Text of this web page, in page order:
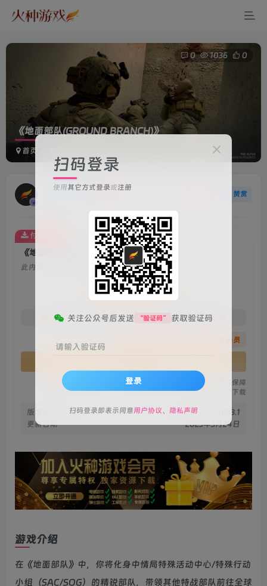
《地面部队(GROUND BRANCH)》
首页
0 1036 0
火种游戏 赞赏
《地面部队(GROUND BRANCH)》
此内容为付费资源，请付费后查看
会员专属资源
火种黄金会员 免费 火种黑钻会员 免费
您暂无购买权限，请先开通会员
安全绿色无毒保障 永久免费稳定更新
资源有效持续保障
火种网盘极速下载
版本信息
v1033.1
更新日期
2023年3月24日
付费资源
游戏介绍
在《地面部队》中，你将化身中情局特殊活动中心/特殊行动
小组（SAC/SOG）的精锐部队，带领其他特战部队前往全球
扫码登录
使用其它方式登录或注册
关注公众号后发送 “验证码” 获取验证码
请输入验证码
登录
扫码登录即表示同意用户协议、 隐私声明